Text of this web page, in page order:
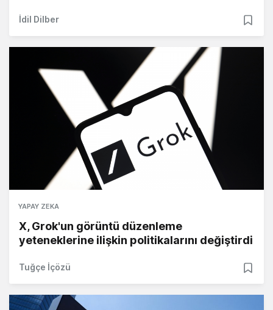
İdil Dilber
YAPAY ZEKA
X, Grok'un görüntü düzenleme
yeteneklerine ilişkin politikalarını değiştirdi
Tuğçe İçözü